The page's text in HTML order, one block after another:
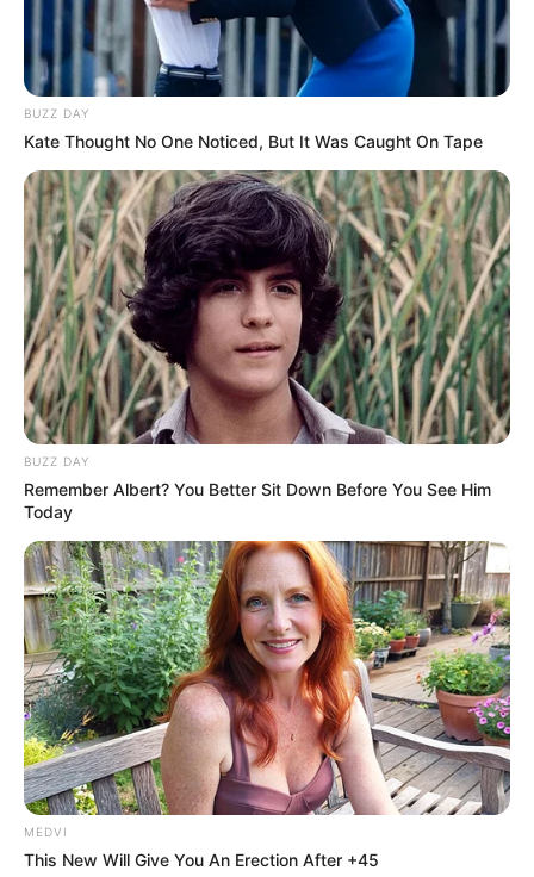
BUZZ DAY
Kate Thought No One Noticed, But It Was Caught On Tape
BUZZ DAY
Remember Albert? You Better Sit Down Before You See Him
Today
MEDVI
This New Will Give You An Erection After +45